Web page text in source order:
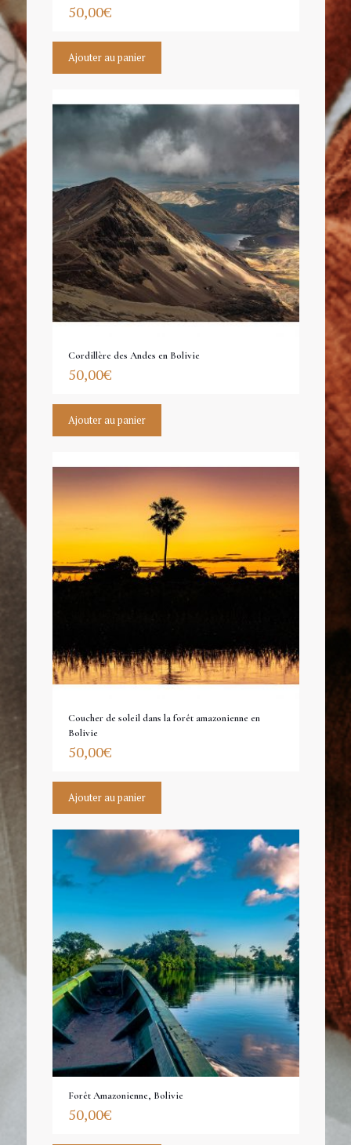
50,00€
Ajouter au panier
Cordillère des Andes en Bolivie
50,00€
Ajouter au panier
Coucher de soleil dans la forêt amazonienne en
Bolivie
50,00€
Ajouter au panier
Forêt Amazonienne, Bolivie
50,00€